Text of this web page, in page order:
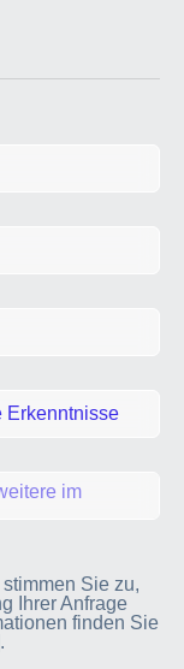
Sie zu,
Ihrer Anfrage
finden Sie
.